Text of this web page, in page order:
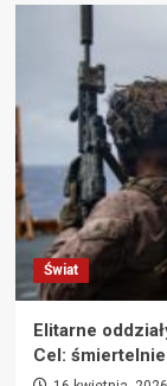
Świat
Elitarne
Cel: